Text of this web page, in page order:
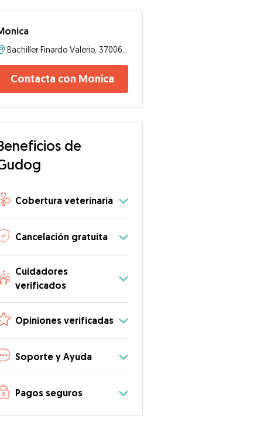
Contacta con Monica
de
Cobertura veterinaria
Cancelación gratuita
Cuidadores
verificados
Opiniones verificadas
Soporte y Ayuda
Pagos seguros